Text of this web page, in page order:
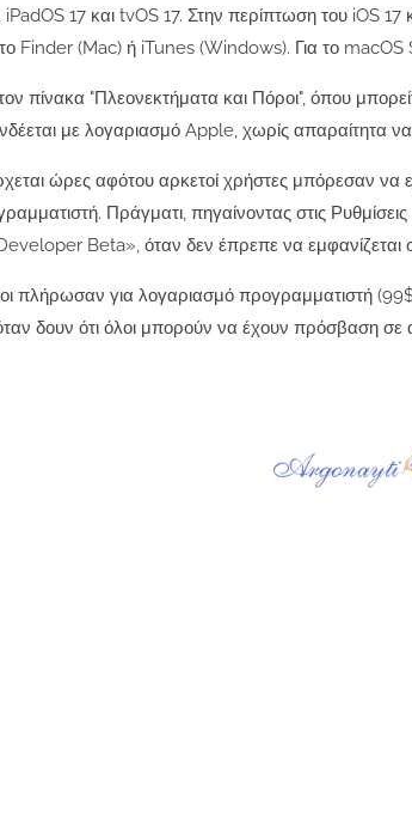
17 και tvOS 17. Στην περίπτωση του iOS
Finder (Mac) ή iTunes (Windows). Για το
πίνακα "Πλεονεκτήματα και Πόροι", όπου
με λογαριασμό Apple, χωρίς απαραίτητα
ώρες αφότου αρκετοί χρήστες μπόρεσαν
Πράγματι, πηγαίνοντας στις
Beta», όταν δεν έπρεπε να εμφανίζεται
πλήρωσαν για λογαριασμό προγραμματιστή
δουν ότι όλοι μπορούν να έχουν πρόσβαση